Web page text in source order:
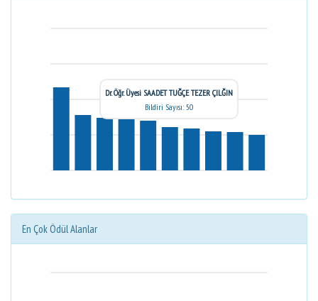
Dr. Öğr. Üyesi SAADET TUĞÇE TEZER ÇILĞIN
Bildiri Sayısı: 50
En Çok Ödül Alanlar